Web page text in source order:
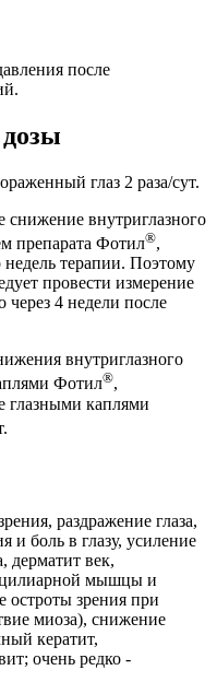
после
глаз 2 раза/сут.
снижение внутриглазного
препарата Фотил®,
недель терапии. Поэтому
провести измерение
через 4 недели после
внутриглазного
Фотил®,
глазными каплями
раздражение глаза,
и боль в глазу, усиление
дерматит век,
цилиарной мышцы и
зрения при
миоза), снижение
кератит,
очень редко -